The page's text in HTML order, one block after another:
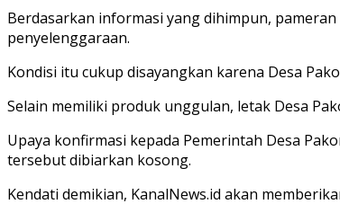
Berdasarkan informasi yang dihimpun,
penyelenggaraan.
Kondisi itu cukup disayangkan karena Desa
Selain memiliki produk unggulan, letak Desa
Upaya konfirmasi kepada Pemerintah Desa
tersebut dibiarkan kosong.
Kendati demikian, KanalNews.id akan